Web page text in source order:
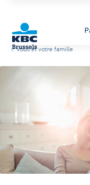
Brussels
Vous et votre famille